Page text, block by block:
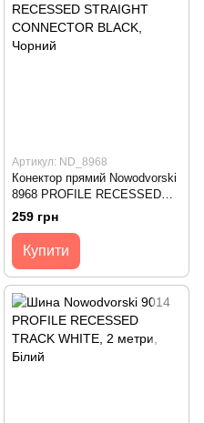
Артикул: ND_8968
Конектор прямий Nowodvorski
8968 PROFILE RECESSED
STRAIGHT CONNECTOR
BLACK
259 грн
Купити